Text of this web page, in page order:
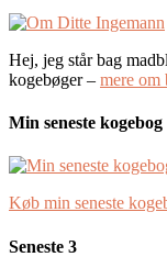
Hej, jeg står bag
kogebøger – mere
Min seneste kogebog
Køb min seneste
Seneste 3